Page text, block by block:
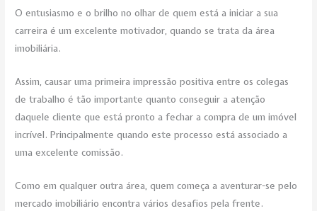
O entusiasmo e o brilho no olhar de quem está a iniciar a sua
carreira é um excelente motivador, quando se trata da área
imobiliária.
Assim, causar uma primeira impressão positiva entre os colegas
de trabalho é tão importante quanto conseguir a atenção
daquele cliente que está pronto a fechar a compra de um imóvel
incrível. Principalmente quando este processo está associado a
uma excelente comissão.
Como em qualquer outra área, quem começa a aventurar-se pelo
mercado imobiliário encontra vários desafios pela frente.